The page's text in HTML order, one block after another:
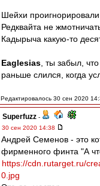
Шейхи проигнорировали
Редквайта не
Кадырыча какую-то
Eaglesias , ты забыл,
раньше слился, когда
Редактировалось 30 сен 2020
Superfuzz -
30 сен 2020 14:38
Андрей Семенов - это
фирменного финта "А
https://cdn.rutarget.ru/
0.jpg